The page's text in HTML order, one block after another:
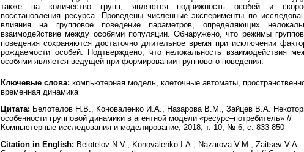
также на количество групп, являются подвижность особей и
восстановления ресурса. Проведены численные эксперименты по
влияния на групповое поведение параметров, определяющих
взаимодействие между особями популяции. Обнаружено, что режимы
поведения сохраняются достаточно длительное время при исключении
рождаемости особей. Подтверждено, что нелокальность взаимодействия
особями является ведущей при формировании группового поведения.
Ключевые слова: компьютерная модель, клеточные автоматы,
временная динамика
Цитата: Белотелов Н.В., Коноваленко И.А., Назарова В.М., Зайцев В.А.
особенности групповой динамики в агентной модели «ресурс–потребитель» //
Компьютерные исследования и моделирование, 2018, т. 10, № 6, с. 833-850
Citation in English: Belotelov N.V., Konovalenko I.A., Nazarova V.M., Zaitsev V.A.